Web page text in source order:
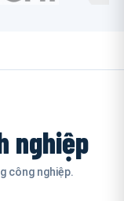
nghiệp
công nghiệp.